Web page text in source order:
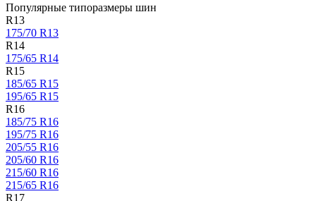
Популярные типоразмеры шин
R13
175/70 R13
R14
175/65 R14
R15
185/65 R15
195/65 R15
R16
185/75 R16
195/75 R16
205/55 R16
205/60 R16
215/60 R16
215/65 R16
R17